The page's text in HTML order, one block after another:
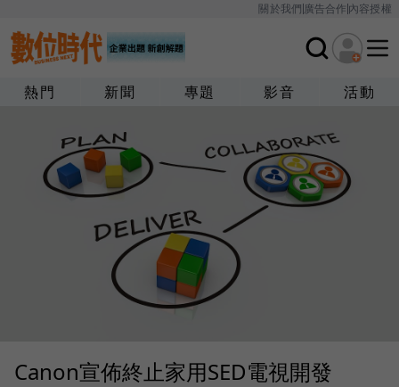
關於我們廣告合作內容授權
熱門 新聞 專題 影音 活動
Canon宣佈終止家用SED電視開發